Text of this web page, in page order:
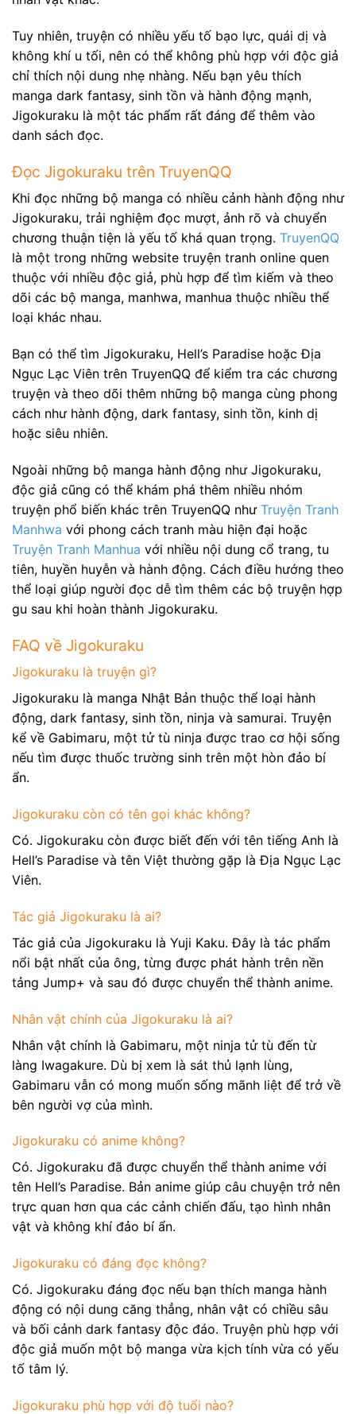
Tuy nhiên, truyện có nhiều yếu tố bạo lực, quái dị và
không khí u tối, nên có thể không phù hợp với độc giả
chỉ thích nội dung nhẹ nhàng. Nếu bạn yêu thích
manga dark fantasy, sinh tồn và hành động mạnh,
Jigokuraku là một tác phẩm rất đáng để thêm vào
danh sách đọc.
Đọc Jigokuraku trên TruyenQQ
Khi đọc những bộ manga có nhiều cảnh hành động như
Jigokuraku, trải nghiệm đọc mượt, ảnh rõ và chuyển
chương thuận tiện là yếu tố khá quan trọng. TruyenQQ
là một trong những website truyện tranh online quen
thuộc với nhiều độc giả, phù hợp để tìm kiếm và theo
dõi các bộ manga, manhwa, manhua thuộc nhiều thể
loại khác nhau.
Bạn có thể tìm Jigokuraku, Hell’s Paradise hoặc Địa
Ngục Lạc Viên trên TruyenQQ để kiểm tra các chương
truyện và theo dõi thêm những bộ manga cùng phong
cách như hành động, dark fantasy, sinh tồn, kinh dị
hoặc siêu nhiên.
Ngoài những bộ manga hành động như Jigokuraku,
độc giả cũng có thể khám phá thêm nhiều nhóm
truyện phổ biến khác trên TruyenQQ như Truyện Tranh
Manhwa với phong cách tranh màu hiện đại hoặc
Truyện Tranh Manhua với nhiều nội dung cổ trang, tu
tiên, huyền huyễn và hành động. Cách điều hướng theo
thể loại giúp người đọc dễ tìm thêm các bộ truyện hợp
gu sau khi hoàn thành Jigokuraku.
FAQ về Jigokuraku
Jigokuraku là truyện gì?
Jigokuraku là manga Nhật Bản thuộc thể loại hành
động, dark fantasy, sinh tồn, ninja và samurai. Truyện
kể về Gabimaru, một tử tù ninja được trao cơ hội sống
nếu tìm được thuốc trường sinh trên một hòn đảo bí
ẩn.
Jigokuraku còn có tên gọi khác không?
Có. Jigokuraku còn được biết đến với tên tiếng Anh là
Hell’s Paradise và tên Việt thường gặp là Địa Ngục Lạc
Viên.
Tác giả Jigokuraku là ai?
Tác giả của Jigokuraku là Yuji Kaku. Đây là tác phẩm
nổi bật nhất của ông, từng được phát hành trên nền
tảng Jump+ và sau đó được chuyển thể thành anime.
Nhân vật chính của Jigokuraku là ai?
Nhân vật chính là Gabimaru, một ninja tử tù đến từ
làng Iwagakure. Dù bị xem là sát thủ lạnh lùng,
Gabimaru vẫn có mong muốn sống mãnh liệt để trở về
bên người vợ của mình.
Jigokuraku có anime không?
Có. Jigokuraku đã được chuyển thể thành anime với
tên Hell’s Paradise. Bản anime giúp câu chuyện trở nên
trực quan hơn qua các cảnh chiến đấu, tạo hình nhân
vật và không khí đảo bí ẩn.
Jigokuraku có đáng đọc không?
Có. Jigokuraku đáng đọc nếu bạn thích manga hành
động có nội dung căng thẳng, nhân vật có chiều sâu
và bối cảnh dark fantasy độc đáo. Truyện phù hợp với
độc giả muốn một bộ manga vừa kịch tính vừa có yếu
tố tâm lý.
Jigokuraku phù hợp với độ tuổi nào?